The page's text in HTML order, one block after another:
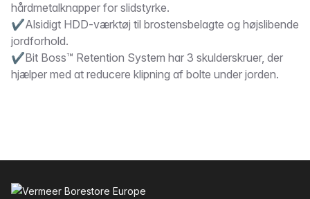
hårdmetalknapper for slidstyrke.
✔Alsidigt HDD-værktøj til brostensbelagte og højslibende
jordforhold.
✔Bit Boss™ Retention System har 3 skulderskruer, der
hjælper med at reducere klipning af bolte under jorden.